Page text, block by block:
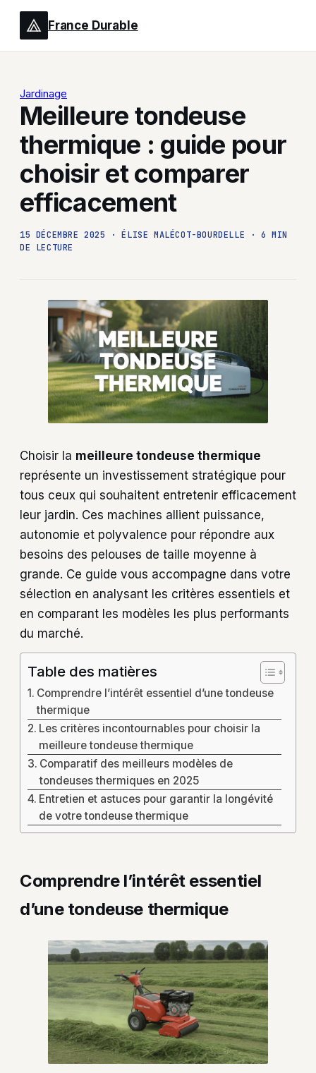
France Durable
Jardinage
Meilleure tondeuse
thermique : guide pour
choisir et comparer
efficacement
15 DÉCEMBRE 2025 · ÉLISE MALÉCOT-BOURDELLE ·
6 MIN
DE LECTURE
Choisir la meilleure tondeuse thermique
représente un investissement stratégique pour
tous ceux qui souhaitent entretenir efficacement
leur jardin. Ces machines allient puissance,
autonomie et polyvalence pour répondre aux
besoins des pelouses de taille moyenne à
grande. Ce guide vous accompagne dans votre
sélection en analysant les critères essentiels et
en comparant les modèles les plus performants
du marché.
Table des matières
Comprendre l’intérêt essentiel d’une tondeuse
thermique
Les critères incontournables pour choisir la
meilleure tondeuse thermique
Comparatif des meilleurs modèles de
tondeuses thermiques en 2025
Entretien et astuces pour garantir la longévité
de votre tondeuse thermique
Comprendre l’intérêt essentiel
d’une tondeuse thermique